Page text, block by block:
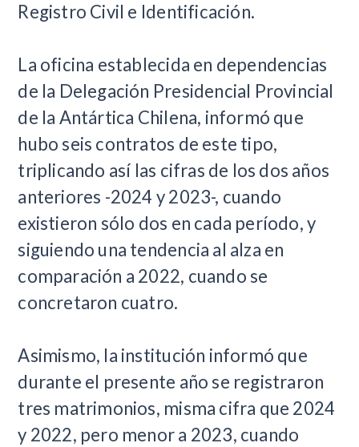
Registro Civil e Identificación.
La oficina establecida en dependencias
de la Delegación Presidencial Provincial
de la Antártica Chilena, informó que
hubo seis contratos de este tipo,
triplicando así las cifras de los dos años
anteriores -2024 y 2023-, cuando
existieron sólo dos en cada período, y
siguiendo una tendencia al alza en
comparación a 2022, cuando se
concretaron cuatro.
Asimismo, la institución informó que
durante el presente año se registraron
tres matrimonios, misma cifra que 2024
y 2022, pero menor a 2023, cuando